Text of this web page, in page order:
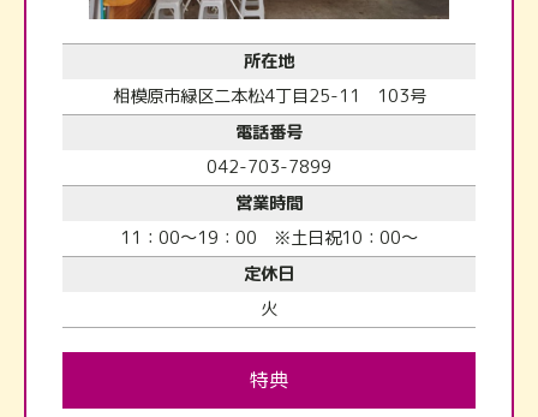
所在地
相模原市緑区二本松4丁目25-11 103号
電話番号
042-703-7899
営業時間
11：00～19：00 ※土日祝10：00～
定休日
火
特典